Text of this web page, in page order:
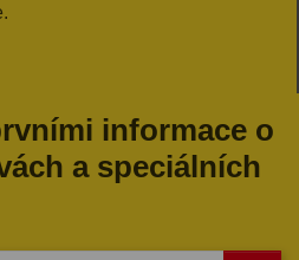
informace o
a speciálních